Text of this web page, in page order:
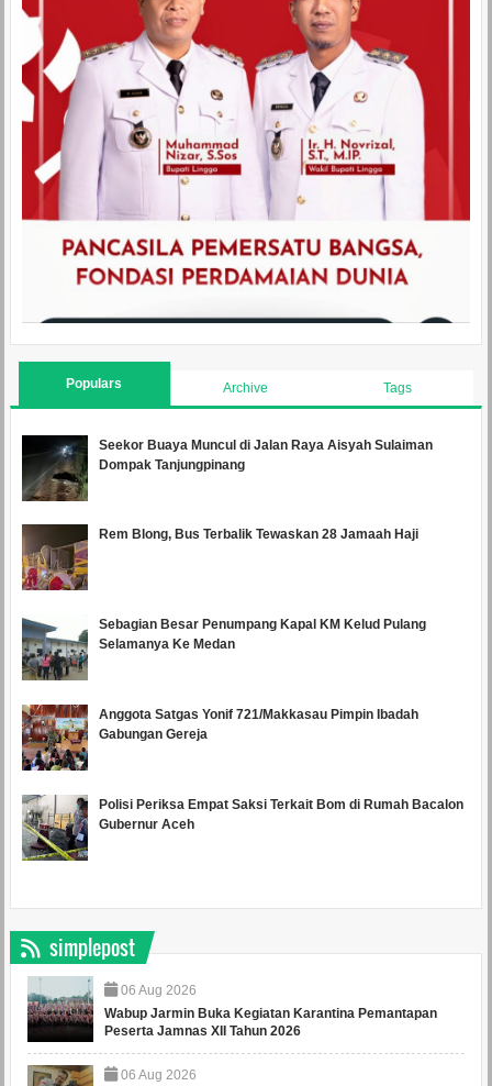
Populars Archive Tags
Seekor Buaya Muncul di Jalan Raya Aisyah Sulaiman
Dompak Tanjungpinang
Rem Blong, Bus Terbalik Tewaskan 28 Jamaah Haji
Sebagian Besar Penumpang Kapal KM Kelud Pulang
Selamanya Ke Medan
Anggota Satgas Yonif 721/Makkasau Pimpin Ibadah
Gabungan Gereja
Polisi Periksa Empat Saksi Terkait Bom di Rumah Bacalon
Gubernur Aceh
simplepost
06 Aug 2026
Wabup Jarmin Buka Kegiatan Karantina Pemantapan
Peserta Jamnas XII Tahun 2026
06 Aug 2026